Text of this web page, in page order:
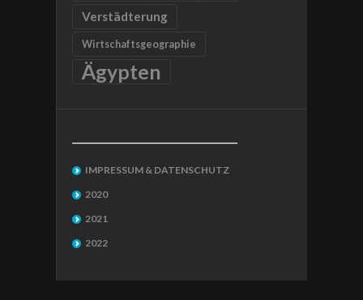
Verstädterung
Wirtschaftsgeographie
Ägypten
IMPRESSUM & DATENSCHUTZ
2020
2021
2022